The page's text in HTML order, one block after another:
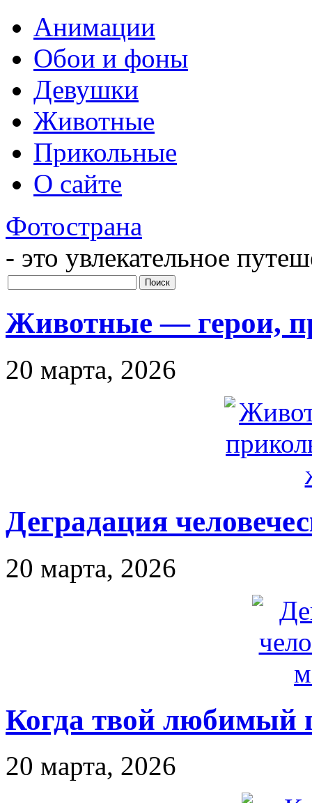
Анимации
Обои и фоны
Девушки
Животные
Прикольные
О сайте
Фотострана
- это увлекательное
Животные — герои,
20 марта, 2026
Деградация
20 марта, 2026
Когда твой любимый
20 марта, 2026